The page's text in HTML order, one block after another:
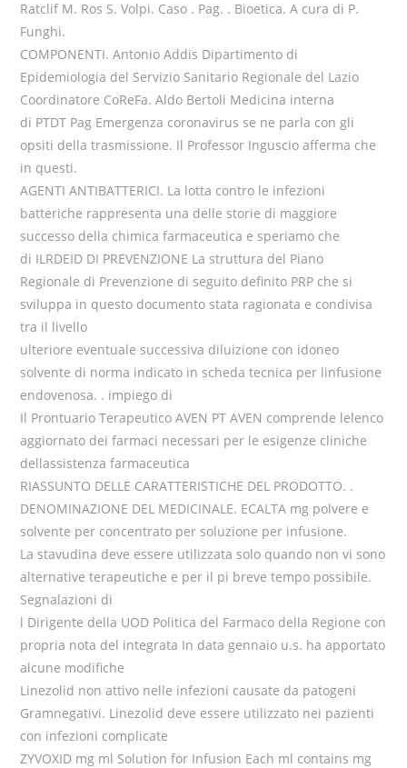
Ratclif M. Ros S. Volpi. Caso . Pag. . Bioetica. A cura di P.
Funghi.
COMPONENTI. Antonio Addis Dipartimento di
Epidemiologia del Servizio Sanitario Regionale del Lazio
Coordinatore CoReFa. Aldo Bertoli Medicina interna
di PTDT Pag Emergenza coronavirus se ne parla con gli
opsiti della trasmissione. Il Professor Inguscio afferma che
in questi.
AGENTI ANTIBATTERICI. La lotta contro le infezioni
batteriche rappresenta una delle storie di maggiore
successo della chimica farmaceutica e speriamo che
di ILRDEID DI PREVENZIONE La struttura del Piano
Regionale di Prevenzione di seguito definito PRP che si
sviluppa in questo documento stata ragionata e condivisa
tra il livello
ulteriore eventuale successiva diluizione con idoneo
solvente di norma indicato in scheda tecnica per linfusione
endovenosa. . impiego di
Il Prontuario Terapeutico AVEN PT AVEN comprende lelenco
aggiornato dei farmaci necessari per le esigenze cliniche
dellassistenza farmaceutica
RIASSUNTO DELLE CARATTERISTICHE DEL PRODOTTO. .
DENOMINAZIONE DEL MEDICINALE. ECALTA mg polvere e
solvente per concentrato per soluzione per infusione.
La stavudina deve essere utilizzata solo quando non vi sono
alternative terapeutiche e per il pi breve tempo possibile.
Segnalazioni di
l Dirigente della UOD Politica del Farmaco della Regione con
propria nota del integrata In data gennaio u.s. ha apportato
alcune modifiche
Linezolid non attivo nelle infezioni causate da patogeni
Gramnegativi. Linezolid deve essere utilizzato nei pazienti
con infezioni complicate
ZYVOXID mg ml Solution for Infusion Each ml contains mg